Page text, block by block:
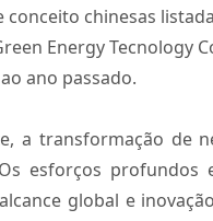
conceito chinesas
Energy Tecnology
ano passado.
a transformação de
esforços profundos
global e